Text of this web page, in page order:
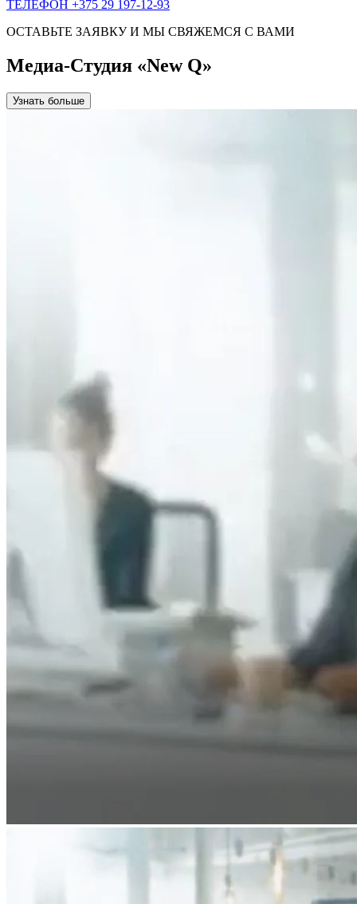
ТЕЛЕФОН +375 29 197-12-93
ОСТАВЬТЕ ЗАЯВКУ И МЫ СВЯЖЕМСЯ С ВАМИ
Медиа-Студия «New Q»
Узнать больше